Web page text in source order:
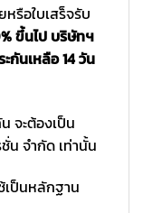
รือใบเสร็จรับ
ขึ้นไป บริษัทฯ
กันเหลือ 14 วัน
จะต้องเป็น
น จำกัด เท่านั้น
เป็นหลักฐาน